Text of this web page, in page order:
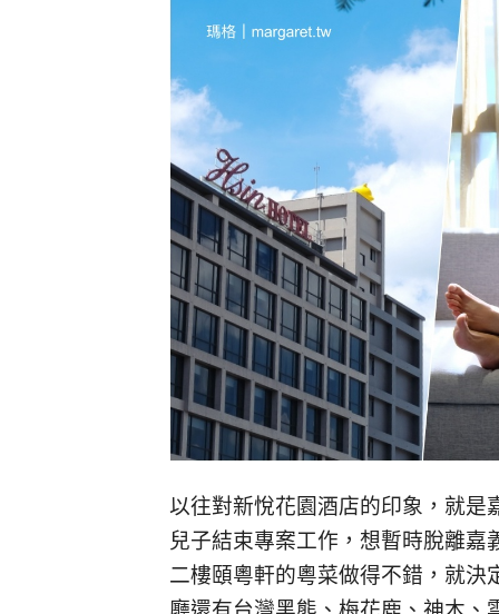
以往對新悅花園酒店的印象，就是
兒子結束專案工作，想暫時脫離
二樓頤粵軒的粵菜做得不錯，就決